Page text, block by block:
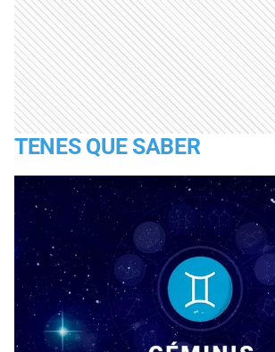
TENES QUE SABER